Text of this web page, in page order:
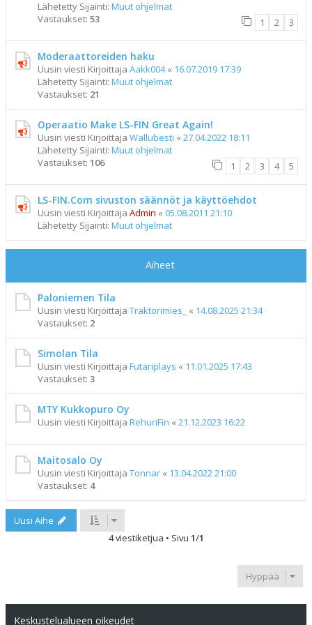
Lähetetty Sijainti: Muut ohjelmat
Vastaukset: 53 1 2 3
Moderaattoreiden haku
Uusin viesti Kirjoittaja Aakk004« 16.07.2019 17:39
Lähetetty Sijainti: Muut ohjelmat
Vastaukset: 21
Operaatio Make LS-FIN Great Again!
Uusin viesti Kirjoittaja Wallubesti « 27.04.2022 18:11
Lähetetty Sijainti: Muut ohjelmat
Vastaukset: 106 1 2 3 4 5
LS-FIN.Com sivuston säännöt ja käyttöehdot
Uusin viesti Kirjoittaja Admin « 05.08.2011 21:10
Lähetetty Sijainti: Muut ohjelmat
Aiheet
Paloniemen Tila
Uusin viesti Kirjoittaja Traktorimies_ « 14.08.2025 21:34
Vastaukset: 2
Simolan Tila
Uusin viesti Kirjoittaja Futariplays « 11.01.2025 17:43
Vastaukset: 3
MTY Kukkopuro Oy
Uusin viesti Kirjoittaja RehuriFin « 21.12.2023 16:22
Maitosalo Oy
Uusin viesti Kirjoittaja Tonnar « 13.04.2022 21:00
Vastaukset: 4
Uusi Aihe
4 viestiketjua • Sivu 1/1
Hyppää
Keskustelualueen oikeudet